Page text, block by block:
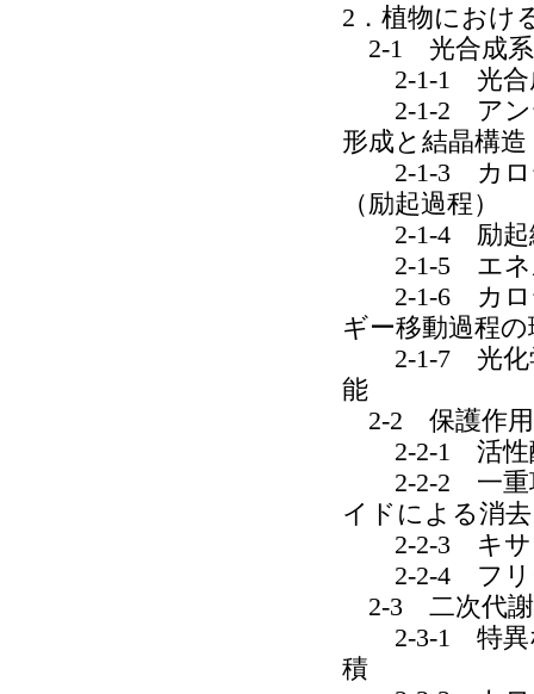
2．植物におけ
2-1 光合成系
2-1-1 光合
2-1-2 アンテ
形成と結晶構造
2-1-3 カロ
（励起過程）
2-1-4 励起
2-1-5 エネ
2-1-6 カロ
ギー移動過程
2-1-7 光化学
能
2-2 保護作用
2-2-1 活性
2-2-2 一重項
イドによる消去
2-2-3 キサ
2-2-4 フリ
2-3 二次代謝
2-3-1 特異な
積